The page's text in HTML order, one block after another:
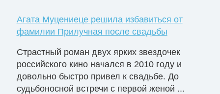
Агата Муцениеце решила избавиться от
фамилии Прилучная после свадьбы
Страстный роман двух ярких звездочек
российского кино начался в 2010 году и
довольно быстро привел к свадьбе. До
судьбоносной встречи с первой женой ...